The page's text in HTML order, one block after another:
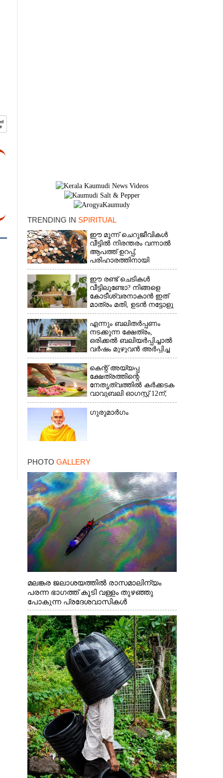
TRENDING IN SPIRITUAL
ഈ മൂന്ന് ചെറുജീവികൾ
വീട്ടിൽ നിരന്തരം വന്നാൽ
ആപത്ത് ഉറപ്പ്,​
പരിഹാരത്തിനായി
ചെയ്യേണ്ടത്
ഈ രണ്ട് ചെടികൾ
വീട്ടിലുണ്ടോ?​ നിങ്ങളെ
കോടീശ്വരനാകാൻ ഇത്
മാത്രം മതി,​ ഉടൻ നട്ടോളൂ
എന്നും ബലിതർപ്പണം
നടക്കുന്ന ക്ഷേത്രം,​
ഒരിക്കൽ ബലിയർപ്പിച്ചാൽ
വർഷം മുഴുവൻ അർപ്പിച്ച
പുണ്യം
കെന്റ് അയ്യപ്പ
ക്ഷേത്രത്തിന്റെ
നേതൃത്വത്തിൽ കർക്കടക
വാവുബലി ഓഗസ്റ്റ് 12ന്;
ഒരുക്കങ്ങൾ പൂർത്തിയായി
ഗുരുമാർഗം
PHOTO GALLERY
മലങ്കര ജലാശയത്തിൽ രാസമാലിന്യം
പരന്ന ഭാഗത്ത് കൂടി വള്ളം തുഴഞ്ഞു
പോകുന്ന പ്രദേശവാസികൾ
×